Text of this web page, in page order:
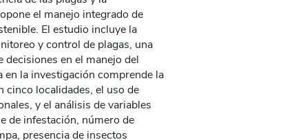
el manejo integrado de
El estudio incluye la
y control de plagas, una
decisiones en el manejo del
la investigación comprende la
cinco localidades, el uso de
y el análisis de variables
de infestación, número de
presencia de insectos